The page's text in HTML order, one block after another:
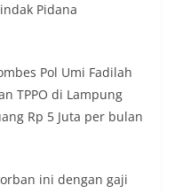
Pidana
Pol Umi Fadilah
TPPO di Lampung
Rp 5 Juta per bulan
ini dengan gaji